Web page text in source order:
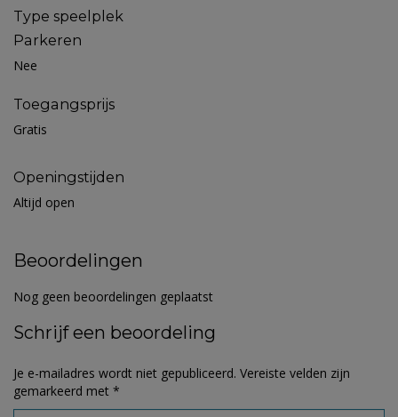
Type speelplek
Parkeren
Nee
Toegangsprijs
Gratis
Openingstijden
Altijd open
Beoordelingen
Nog geen beoordelingen geplaatst
Schrijf een beoordeling
Je e-mailadres wordt niet gepubliceerd. Vereiste velden zijn
gemarkeerd met *